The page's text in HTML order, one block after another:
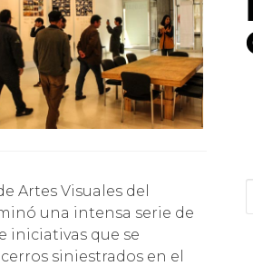
una intensa serie de
iniciativas que se
siniestrados en el